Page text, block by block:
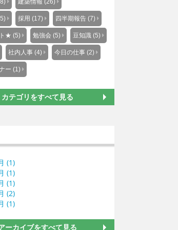
建築情報 (26)
採用 (17) 四半期報告 (7)
★ (5) 勉強会 (5) 豆知識 (5)
社内人事 (4) 今日の仕事 (2)
ー (1)
カテゴリをすべて見る
(1)
(1)
(1)
(2)
(1)
ーカイブをすべて見る